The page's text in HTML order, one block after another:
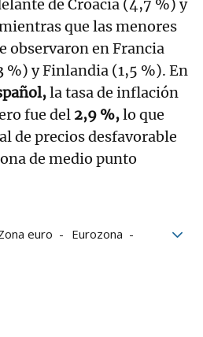
de Croacia (4,7 %) y
que las menores
observaron en Francia
%) y Finlandia (1,5 %). En
la tasa de inflación
fue del 2,9 %,lo que
de precios desfavorable
de medio punto
euro
Eurozona